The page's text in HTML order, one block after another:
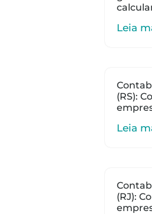
Leia
(RS):
Leia
(RJ):